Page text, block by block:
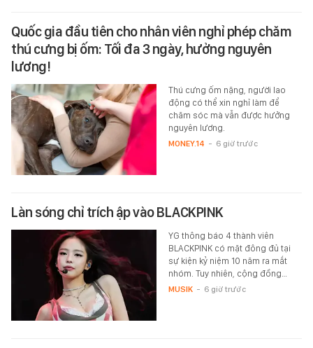
Quốc gia đầu tiên cho nhân viên nghỉ phép chăm
thú cưng bị ốm: Tối đa 3 ngày, hưởng nguyên
lương!
Thú cưng ốm nặng, người lao
động có thể xin nghỉ làm để
chăm sóc mà vẫn được hưởng
nguyên lương.
MONEY.14 - 6 giờ trước
Làn sóng chỉ trích ập vào BLACKPINK
YG thông báo 4 thành viên
BLACKPINK có mặt đông đủ tại
sự kiện kỷ niệm 10 năm ra mắt
nhóm. Tuy nhiên, cộng đồng…
MUSIK - 6 giờ trước